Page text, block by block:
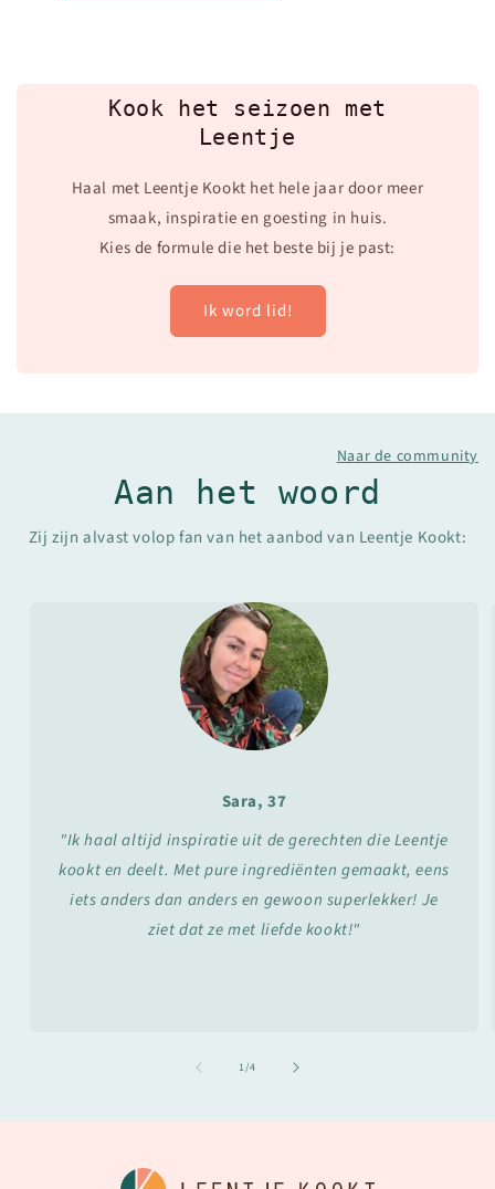
Kook het seizoen met
Leentje
Haal met Leentje Kookt het hele jaar door meer
smaak, inspiratie en goesting in huis.
Kies de formule die het beste bij je past:
Ik word lid!
Aan het woord
Zij zijn alvast volop fan van het aanbod van Leentje Kookt:
Naar de community
Sara, 37
"Ik haal altijd inspiratie uit de gerechten die Leentje
kookt en deelt. Met pure ingrediënten gemaakt, eens
iets anders dan anders en gewoon superlekker! Je
ziet dat ze met liefde kookt!"
1/van
4